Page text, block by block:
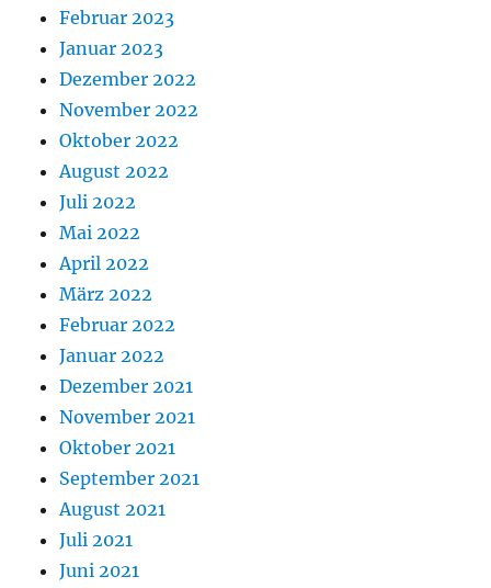
Februar 2023
Januar 2023
Dezember 2022
November 2022
Oktober 2022
August 2022
Juli 2022
Mai 2022
April 2022
März 2022
Februar 2022
Januar 2022
Dezember 2021
November 2021
Oktober 2021
September 2021
August 2021
Juli 2021
Juni 2021